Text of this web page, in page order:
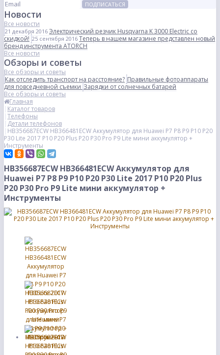
ПОДПИСАТЬСЯ
Новости
Все новости
21 декабря 2016 Электрический резчик Husqvarna K 3000 Electric со
скидкой! 25 сентября 2016 Теперь в нашем магазине представлен новый
бренд инструмента ATORCH
Все новости
Обзоры и советы
Все обзоры и советы
Как отследить транспорт на расстояние? Правильные фотоаппараты
для повседневной съемкиЗарядки от солнечных батарей
Все обзоры и советы
Главная
Каталог товаров
Телефоны
Детали телефонов
HB356687ECW HB366481ECW Аккумулятор для Huawei P7 P8 P9 P10 P20
P30 Lite 2017 P10 P20 Plus P20 P30 Pro P9 Lite мини аккумулятор +
Инструменты
HB356687ECW HB366481ECW Аккумулятор для
Huawei P7 P8 P9 P10 P20 P30 Lite 2017 P10 P20 Plus
P20 P30 Pro P9 Lite мини аккумулятор +
Инструменты